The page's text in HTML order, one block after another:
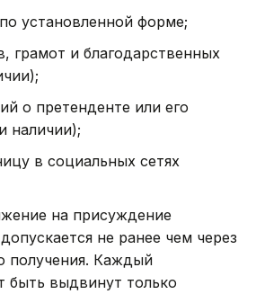
установленной форме;
грамот и благодарственных
о претенденте или его
наличии);
в социальных сетях
на присуждение
не ранее чем через
получения. Каждый
быть выдвинут только